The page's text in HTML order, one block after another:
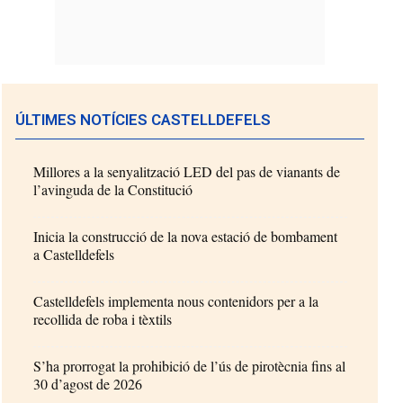
ÚLTIMES NOTÍCIES CASTELLDEFELS
Millores a la senyalització LED del pas de vianants de
l’avinguda de la Constitució
Inicia la construcció de la nova estació de bombament
a Castelldefels
Castelldefels implementa nous contenidors per a la
recollida de roba i tèxtils
S’ha prorrogat la prohibició de l’ús de pirotècnia fins al
30 d’agost de 2026